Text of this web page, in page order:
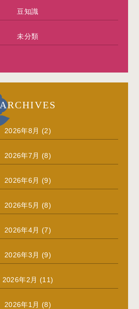
豆知識
未分類
ARCHIVES
2026年8月 (2)
2026年7月 (8)
2026年6月 (9)
2026年5月 (8)
2026年4月 (7)
2026年3月 (9)
2026年2月 (11)
2026年1月 (8)